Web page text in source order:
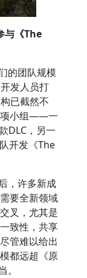
与《The
的团队规模
发人员打
已截然不
项小组——一
DLC，另一
开发《The
，许多新成
要全新领域
叉，尤其是
致性，共享
管难以给出
都远超《原